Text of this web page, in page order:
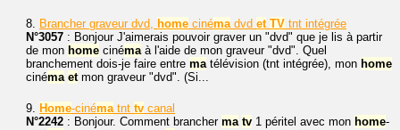
8. Brancher graveur dvd, home cinémadvd et TV tnt intégrée
N°3057 : Bonjour J'aimerais pouvoir graver un "dvd" que je lis à partir
de mon home cinémaà l'aide de mon graveur "dvd". Quel
branchement dois-je faire entre matélévision (tnt intégrée), mon home
cinéma etmon graveur "dvd". (Si...
9. Home-cinématnt tv canal
N°2242 : Bonjour. Comment brancher ma tv 1 péritel avec mon home-